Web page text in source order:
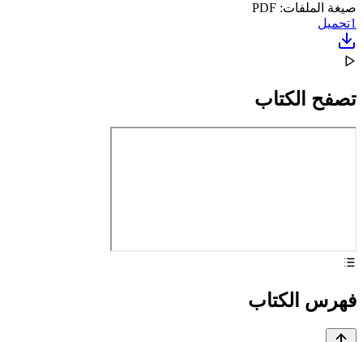
صيغة الملفات: PDF
1تحميل
تصفح الكتاب
فهرس الكتاب